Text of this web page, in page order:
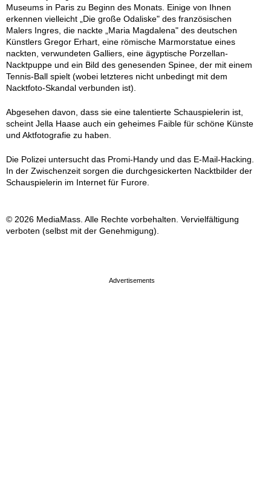
Museums in Paris zu Beginn des Monats. Einige von Ihnen
erkennen vielleicht „Die große Odaliske" des französischen
Malers Ingres, die nackte „Maria Magdalena" des deutschen
Künstlers Gregor Erhart, eine römische Marmorstatue eines
nackten, verwundeten Galliers, eine ägyptische Porzellan-
Nacktpuppe und ein Bild des genesenden Spinee, der mit einem
Tennis-Ball spielt (wobei letzteres nicht unbedingt mit dem
Nacktfoto-Skandal verbunden ist).
Abgesehen davon, dass sie eine talentierte Schauspielerin ist,
scheint Jella Haase auch ein geheimes Faible für schöne Künste
und Aktfotografie zu haben.
Die Polizei untersucht das Promi-Handy und das E-Mail-Hacking.
In der Zwischenzeit sorgen die durchgesickerten Nacktbilder der
Schauspielerin im Internet für Furore.
© 2026 MediaMass. Alle Rechte vorbehalten. Vervielfältigung
verboten (selbst mit der Genehmigung).